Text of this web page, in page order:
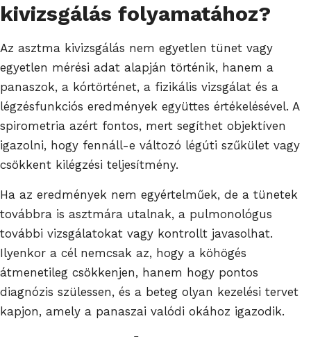
kivizsgálás folyamatához?
Az asztma kivizsgálás nem egyetlen tünet vagy
egyetlen mérési adat alapján történik, hanem a
panaszok, a kórtörténet, a fizikális vizsgálat és a
légzésfunkciós eredmények együttes értékelésével. A
spirometria azért fontos, mert segíthet objektíven
igazolni, hogy fennáll-e változó légúti szűkület vagy
csökkent kilégzési teljesítmény.
Ha az eredmények nem egyértelműek, de a tünetek
továbbra is asztmára utalnak, a pulmonológus
további vizsgálatokat vagy kontrollt javasolhat.
Ilyenkor a cél nemcsak az, hogy a köhögés
átmenetileg csökkenjen, hanem hogy pontos
diagnózis szülessen, és a beteg olyan kezelési tervet
kapjon, amely a panaszai valódi okához igazodik.